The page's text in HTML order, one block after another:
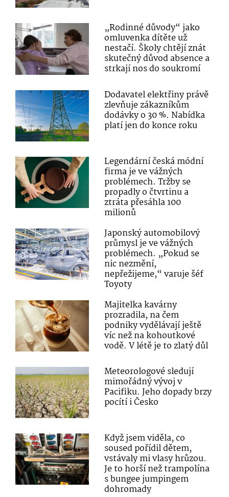
„Rodinné důvody“ jako
omluvenka dítěte už
nestačí. Školy chtějí znát
skutečný důvod absence a
strkají nos do soukromí
Dodavatel elektřiny právě
zlevňuje zákazníkům
dodávky o 30 %. Nabídka
platí jen do konce roku
Legendární česká módní
firma je ve vážných
problémech. Tržby se
propadly o čtvrtinu a
ztráta přesáhla 100
milionů
Japonský automobilový
průmysl je ve vážných
problémech. „Pokud se
nic nezmění,
nepřežijeme,“ varuje šéf
Toyoty
Majitelka kavárny
prozradila, na čem
podniky vydělávají ještě
víc než na kohoutkové
vodě. V létě je to zlatý důl
Meteorologové sledují
mimořádný vývoj v
Pacifiku. Jeho dopady brzy
pocítí i Česko
Když jsem viděla, co
soused pořídil dětem,
vstávaly mi vlasy hrůzou.
Je to horší než trampolína
s bungee jumpingem
dohromady